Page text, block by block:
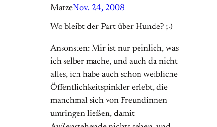
MatzeNov. 24, 2008
Wo bleibt der Part über Hunde? ;-)
Ansonsten: Mir ist nur peinlich, was
ich selber mache, und auch da nicht
alles, ich habe auch schon weibliche
Öffentlichkeitspinkler erlebt, die
manchmal sich von Freundinnen
umringen ließen, damit